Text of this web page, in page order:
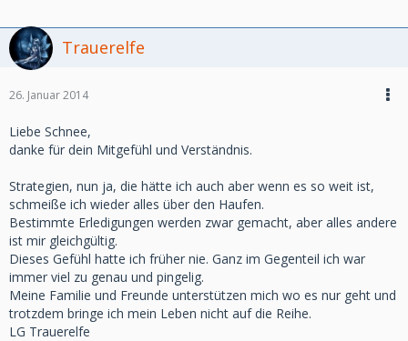
Trauerelfe
26. Januar 2014
Liebe Schnee,
danke für dein Mitgefühl und Verständnis.
Strategien, nun ja, die hätte ich auch aber wenn es so weit ist,
schmeiße ich wieder alles über den Haufen.
Bestimmte Erledigungen werden zwar gemacht, aber alles andere
ist mir gleichgültig.
Dieses Gefühl hatte ich früher nie. Ganz im Gegenteil ich war
immer viel zu genau und pingelig.
Meine Familie und Freunde unterstützen mich wo es nur geht und
trotzdem bringe ich mein Leben nicht auf die Reihe.
LG Trauerelfe